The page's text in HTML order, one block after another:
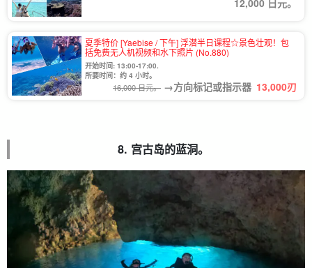
12,000 日元。
夏季特价 [Yaebise / 下午] 浮潜半日课程☆景色壮观！包
括免费无人机视频和水下照片 (No.880)
开始时间: 13:00-17:00.
所要时间：约 4 小时。
16,000 日元。 →方向标记或指示器 13,000刃
8. 宫古岛的蓝洞。